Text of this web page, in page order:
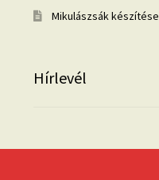
Mikulászsák készítése
Hírlevél